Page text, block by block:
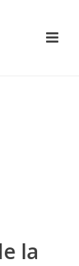
la